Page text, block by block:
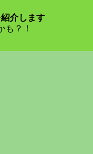
介します
も？！